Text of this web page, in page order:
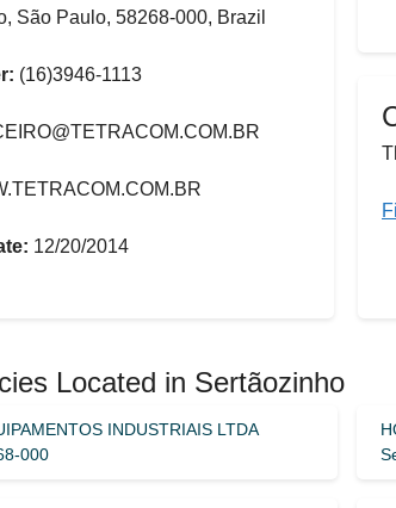
São Paulo, 58268-000, Brazil
(16)3946-1113
12/20/2014
Located in Sertãozinho
INDUSTRIAIS LTDA
000